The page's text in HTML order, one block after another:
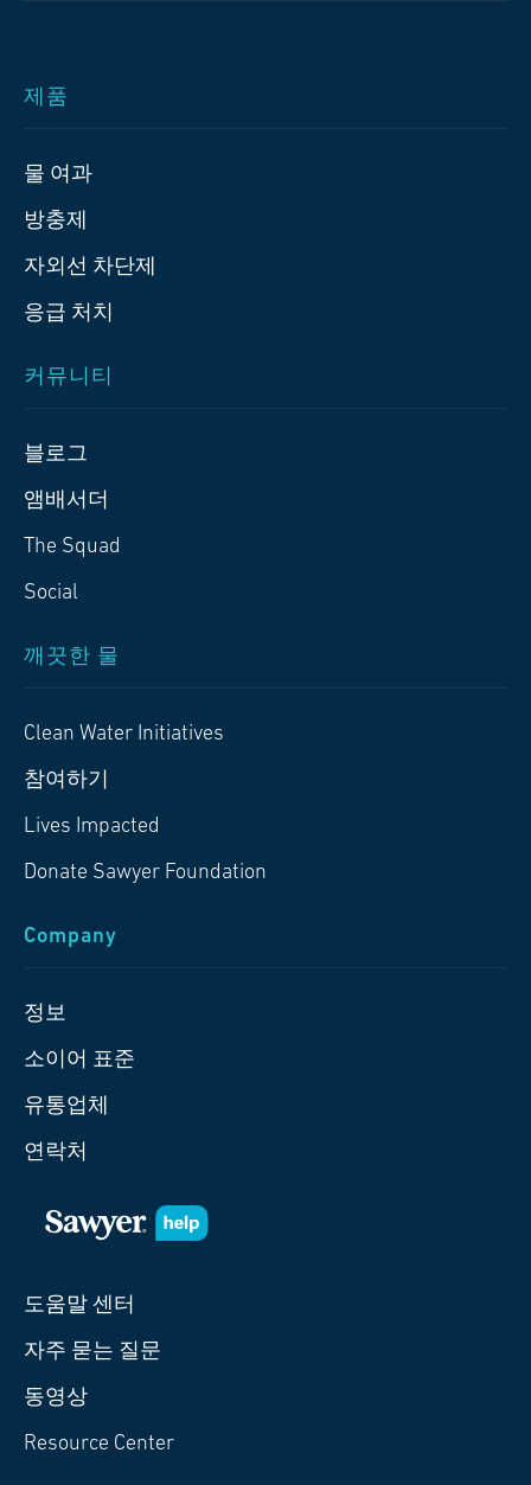
제품
물 여과
방충제
자외선 차단제
응급 처치
커뮤니티
블로그
앰배서더
The Squad
Social
깨끗한 물
Clean Water Initiatives
참여하기
Lives Impacted
Donate Sawyer Foundation
Company
정보
소이어 표준
유통업체
연락처
도움말 센터
자주 묻는 질문
동영상
Resource Center